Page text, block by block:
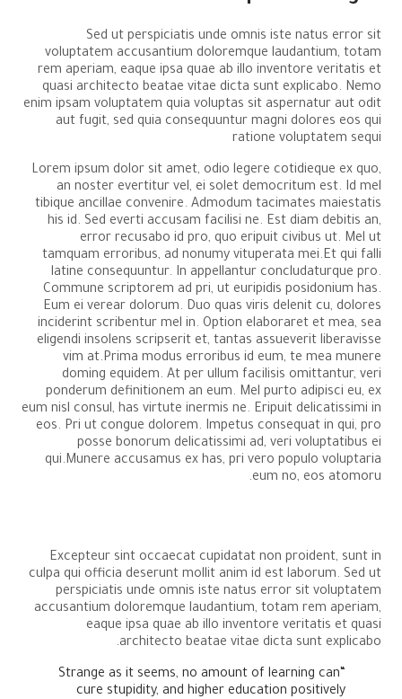
Sed ut perspiciatis unde omnis iste natus error sit
voluptatem accusantium doloremque laudantium, totam
rem aperiam, eaque ipsa quae ab illo inventore veritatis et
quasi architecto beatae vitae dicta sunt explicabo. Nemo
enim ipsam voluptatem quia voluptas sit aspernatur aut odit
aut fugit, sed quia consequuntur magni dolores eos qui
ratione voluptatem sequi
Lorem ipsum dolor sit amet, odio legere cotidieque ex quo,
an noster evertitur vel, ei solet democritum est. Id mel
tibique ancillae convenire. Admodum tacimates maiestatis
his id. Sed everti accusam facilisi ne. Est diam debitis an,
error recusabo id pro, quo eripuit civibus ut. Mel ut
tamquam erroribus, ad nonumy vituperata mei.Et qui falli
latine consequuntur. In appellantur concludaturque pro.
Commune scriptorem ad pri, ut euripidis posidonium has.
Eum ei verear dolorum. Duo quas viris delenit cu, dolores
inciderint scribentur mel in. Option elaboraret et mea, sea
eligendi insolens scripserit et, tantas assueverit liberavisse
vim at.Prima modus erroribus id eum, te mea munere
doming equidem. At per ullum facilisis omittantur, veri
ponderum definitionem an eum. Mel purto adipisci eu, ex
eum nisl consul, has virtute inermis ne. Eripuit delicatissimi in
eos. Pri ut congue dolorem. Impetus consequat in qui, pro
posse bonorum delicatissimi ad, veri voluptatibus ei
qui.Munere accusamus ex has, pri vero populo voluptaria
eum no, eos atomoru.
Excepteur sint occaecat cupidatat non proident, sunt in
culpa qui officia deserunt mollit anim id est laborum. Sed ut
perspiciatis unde omnis iste natus error sit voluptatem
accusantium doloremque laudantium, totam rem aperiam,
eaque ipsa quae ab illo inventore veritatis et quasi
architecto beatae vitae dicta sunt explicabo.
“Strange as it seems, no amount of learning can
cure stupidity, and higher education positively